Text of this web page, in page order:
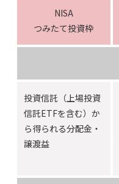
NISA
つみたて投資枠
投資信託（上場投資
信託ETFを含む）か
ら得られる分配金・
譲渡益